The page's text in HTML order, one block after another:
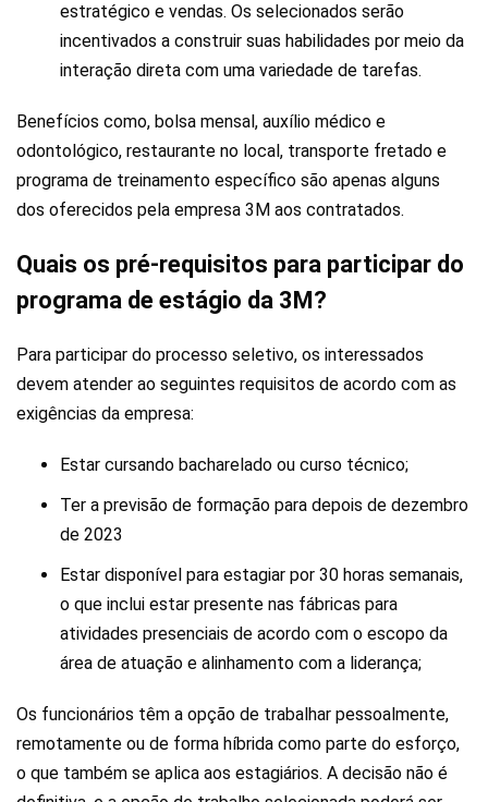
estratégico e vendas. Os selecionados serão
incentivados a construir suas habilidades por meio da
interação direta com uma variedade de tarefas.
Benefícios como, bolsa mensal, auxílio médico e
odontológico, restaurante no local, transporte fretado e
programa de treinamento específico são apenas alguns
dos oferecidos pela empresa 3M aos contratados.
Quais os pré-requisitos para participar do
programa de estágio da 3M?
Para participar do processo seletivo, os interessados
devem atender ao seguintes requisitos de acordo com as
exigências da empresa:
Estar cursando bacharelado ou curso técnico;
Ter a previsão de formação para depois de dezembro
de 2023
Estar disponível para estagiar por 30 horas semanais,
o que inclui estar presente nas fábricas para
atividades presenciais de acordo com o escopo da
área de atuação e alinhamento com a liderança;
Os funcionários têm a opção de trabalhar pessoalmente,
remotamente ou de forma híbrida como parte do esforço,
o que também se aplica aos estagiários. A decisão não é